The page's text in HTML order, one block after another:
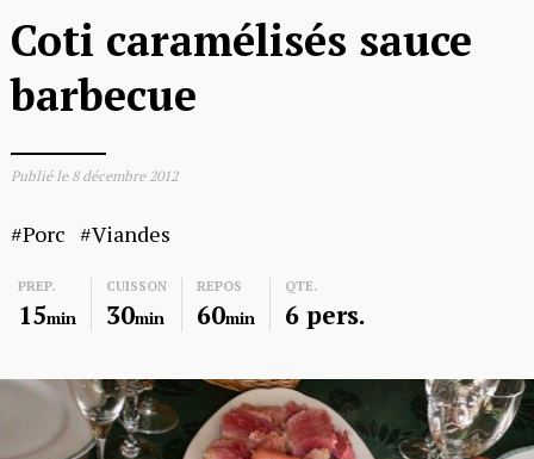
Coti caramélisés sauce
barbecue
Publié le 8 décembre 2012
Porc Viandes
PREP.
15min
CUISSON
30min
REPOS
60min
QTE.
6 pers.